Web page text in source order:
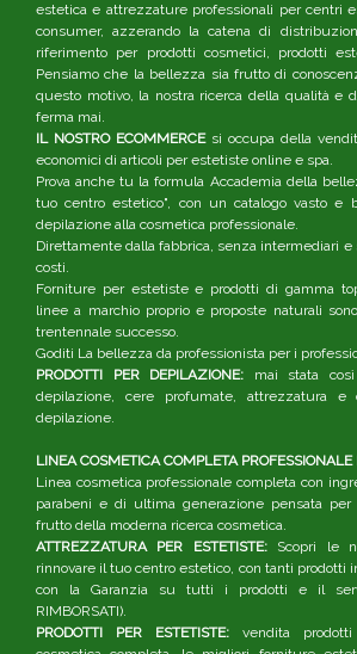
estetica e attrezzature professionali per centri
consumer, azzerando la catena di
riferimento per prodotti cosmetici, prodotti
Pensiamo che la bellezza sia frutto di
questo motivo, la nostra ricerca della qualità e
ferma mai.
IL NOSTRO ECOMMERCEsi occupa della
economici di articoli per estetiste online e spa.
Prova anche tu la formula Accademia della
tuo centro estetico", con un catalogo vasto e
depilazione alla cosmetica professionale.
Direttamente dalla fabbrica, senza intermediari
costi.
Forniture per estetiste e prodotti di gamma
linee a marchio proprio e proposte naturali
trentennale successo.
Goditi La bellezza da professionista per i
PRODOTTI PER DEPILAZIONE: mai stata
depilazione, cere profumate, attrezzatura
depilazione.
LINEA COSMETICA COMPLETA
Linea cosmetica professionale completa con
parabeni e di ultima generazione pensata
frutto della moderna ricerca cosmetica.
ATTREZZATURA PER ESTETISTE:Scopri le
rinnovare il tuo centro estetico, con tanti prodotti
con la Garanzia su tutti i prodotti e il
RIMBORSATI).
PRODOTTI PER ESTETISTE: vendita